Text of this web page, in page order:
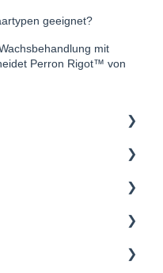
geeignet?
mit
Perron Rigot™ von